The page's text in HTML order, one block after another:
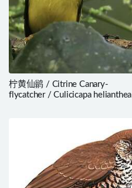
柠黄仙鹟 / Citrine Canary-
flycatcher / Culicicapa helianthea